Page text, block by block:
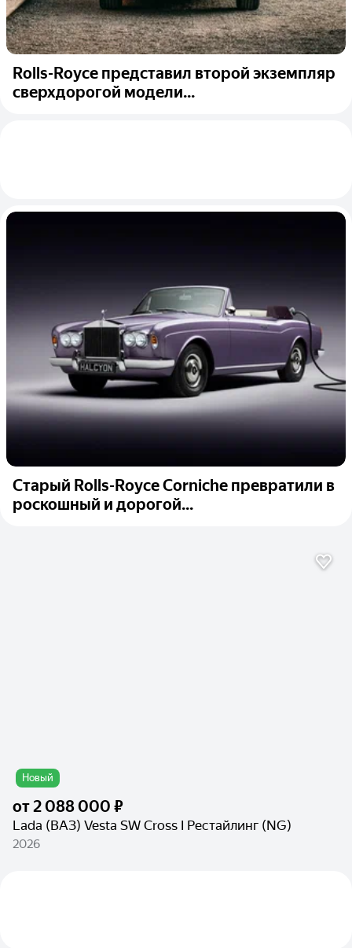
Rolls-Royce представил второй экземпляр
сверхдорогой модели...
Старый Rolls-Royce Corniche превратили в
роскошный и дорогой...
Новый
от2 088 000 ₽
Lada (ВАЗ) Vesta SW Cross I Рестайлинг (NG)
2026